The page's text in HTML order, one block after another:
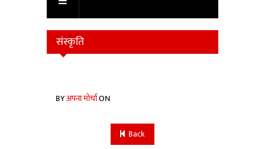
संस्कृति
BYअपना मोर्चाON
Back